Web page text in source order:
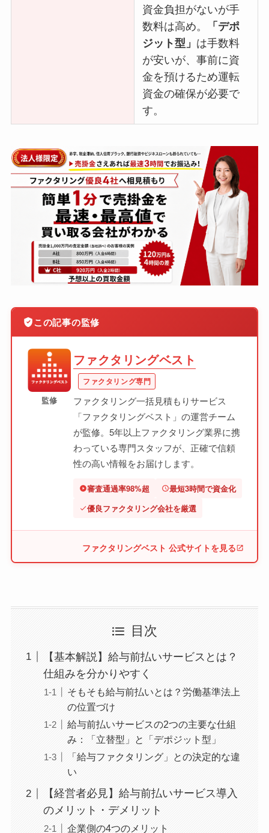
資金負担がないが手
数料は高め。
「デポ
ジット型」 は手数料
が安いが、事前に資
金を預けるため運転
資金の確保が必要で
す。
この記事の監修
監修
ファクタリングベスト
ファクタリング専門
ファクタリング一括見積もりサービス
「ファクタリングベスト」の運営チーム
が監修。5年以上ファクタリング業界に携
わっている専門スタッフが、正確で信頼
性の高い情報をお届けします。
審査通過率98%超
最短3時間で資金化
優良ファクタリング会社を厳選
ファクタリングベスト 公式サイトを見る
目次
【基本解説】給与前払いサービスとは？
仕組みを分かりやすく
そもそも給与前払いとは？労働基準法上
の位置づけ
給与前払いサービスの2つの主要な仕組
み：「立替型」と「デポジット型」
「給与ファクタリング」との決定的な違
い
【経営者必見】給与前払いサービス導入
のメリット・デメリット
企業側の4つのメリット